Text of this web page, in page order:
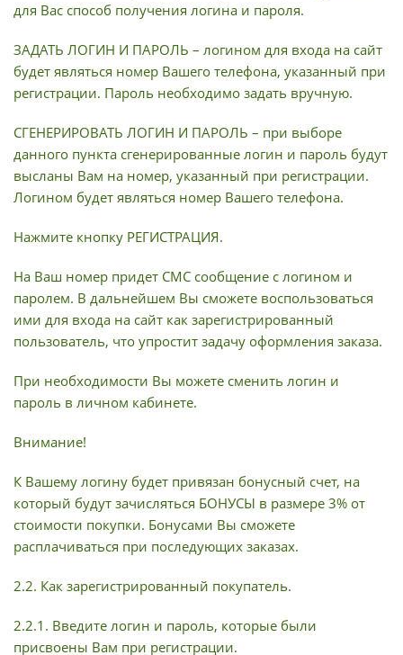
для Вас способ получения логина и пароля.
ЗАДАТЬ ЛОГИН И ПАРОЛЬ – логином для входа на сайт
будет являться номер Вашего телефона, указанный при
регистрации. Пароль необходимо задать вручную.
СГЕНЕРИРОВАТЬ ЛОГИН И ПАРОЛЬ – при выборе
данного пункта сгенерированные логин и пароль будут
высланы Вам на номер, указанный при регистрации.
Логином будет являться номер Вашего телефона.
Нажмите кнопку РЕГИСТРАЦИЯ.
На Ваш номер придет СМС сообщение с логином и
паролем. В дальнейшем Вы сможете воспользоваться
ими для входа на сайт как зарегистрированный
пользователь, что упростит задачу оформления заказа.
При необходимости Вы можете сменить логин и
пароль в личном кабинете.
Внимание!
К Вашему логину будет привязан бонусный счет, на
который будут зачисляться БОНУСЫ в размере 3% от
стоимости покупки. Бонусами Вы сможете
расплачиваться при последующих заказах.
2.2. Как зарегистрированный покупатель.
2.2.1. Введите логин и пароль, которые были
присвоены Вам при регистрации.